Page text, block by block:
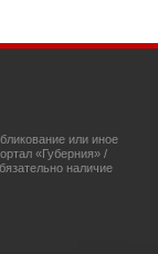
или иное
«Губерния» /
наличие